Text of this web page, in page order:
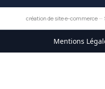
création de site e-commerce—
Mentions